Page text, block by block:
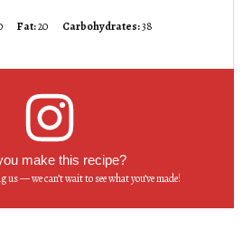
Fat:20 Carbohydrates:38
make this recipe?
us — we can’t wait to see what you’ve made!